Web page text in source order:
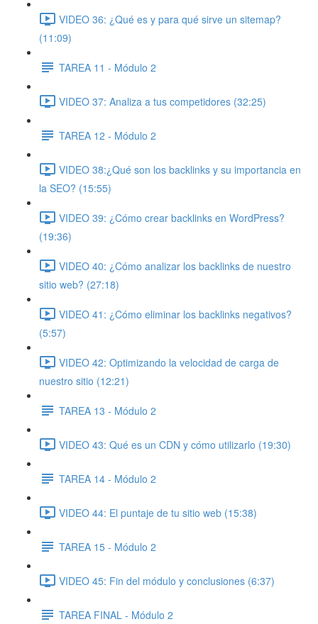
VIDEO 36: ¿Qué es y para qué sirve un sitemap?
(11:09)
TAREA 11 - Módulo 2
VIDEO 37: Analiza a tus competidores (32:25)
TAREA 12 - Módulo 2
VIDEO 38:¿Qué son los backlinks y su importancia en
la SEO? (15:55)
VIDEO 39: ¿Cómo crear backlinks en WordPress?
(19:36)
VIDEO 40: ¿Cómo analizar los backlinks de nuestro
sitio web? (27:18)
VIDEO 41: ¿Cómo eliminar los backlinks negativos?
(5:57)
VIDEO 42: Optimizando la velocidad de carga de
nuestro sitio (12:21)
TAREA 13 - Módulo 2
VIDEO 43: Qué es un CDN y cómo utilizarlo (19:30)
TAREA 14 - Módulo 2
VIDEO 44: El puntaje de tu sitio web (15:38)
TAREA 15 - Módulo 2
VIDEO 45: Fin del módulo y conclusiones (6:37)
TAREA FINAL - Módulo 2